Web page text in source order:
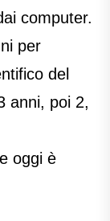
computer.
per
del
anni, poi 2,
oggi è